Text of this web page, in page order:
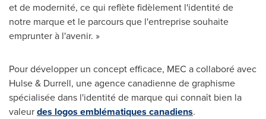
et de modernité, ce qui reflète fidèlement l'identité de
notre marque et le parcours que l'entreprise souhaite
emprunter à l'avenir. »
Pour développer un concept efficace, MEC a collaboré avec
Hulse & Durrell, une agence canadienne de graphisme
spécialisée dans l'identité de marque qui connaît bien la
valeurdes logos emblématiques canadiens.